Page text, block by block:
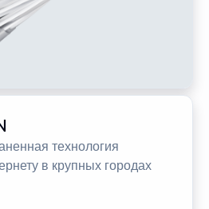
технология
в крупных городах